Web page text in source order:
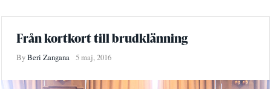
Från kortkort till brudklänning
ByBeri Zangana 5 maj, 2016